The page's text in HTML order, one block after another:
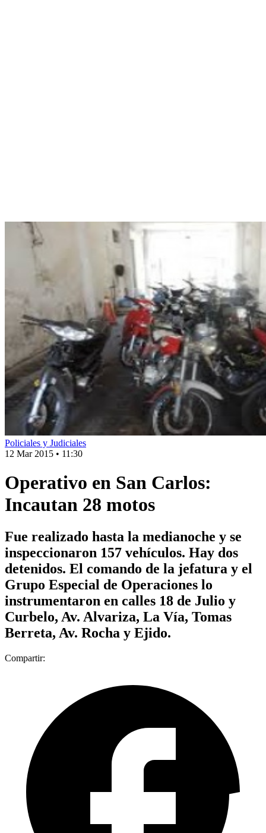
Policiales y Judiciales
12 Mar 2015 • 11:30
Operativo en San Carlos:
Incautan 28 motos
Fue realizado hasta la medianoche y se
inspeccionaron 157 vehículos. Hay dos
detenidos. El comando de la jefatura y el
Grupo Especial de Operaciones lo
instrumentaron en calles 18 de Julio y
Curbelo, Av. Alvariza, La Vía, Tomas
Berreta, Av. Rocha y Ejido.
Compartir: